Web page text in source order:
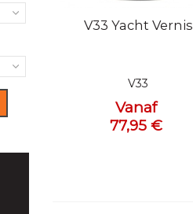
Snel bekijken
V33 Yacht Vernis
V33
Vanaf
77,95 €